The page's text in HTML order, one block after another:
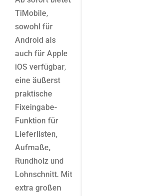
TiMobile,
sowohl für
Android als
auch für Apple
iOS verfügbar,
eine äußerst
praktische
Fixeingabe-
Funktion für
Lieferlisten,
Aufmaße,
Rundholz und
Lohnschnitt. Mit
extra großen